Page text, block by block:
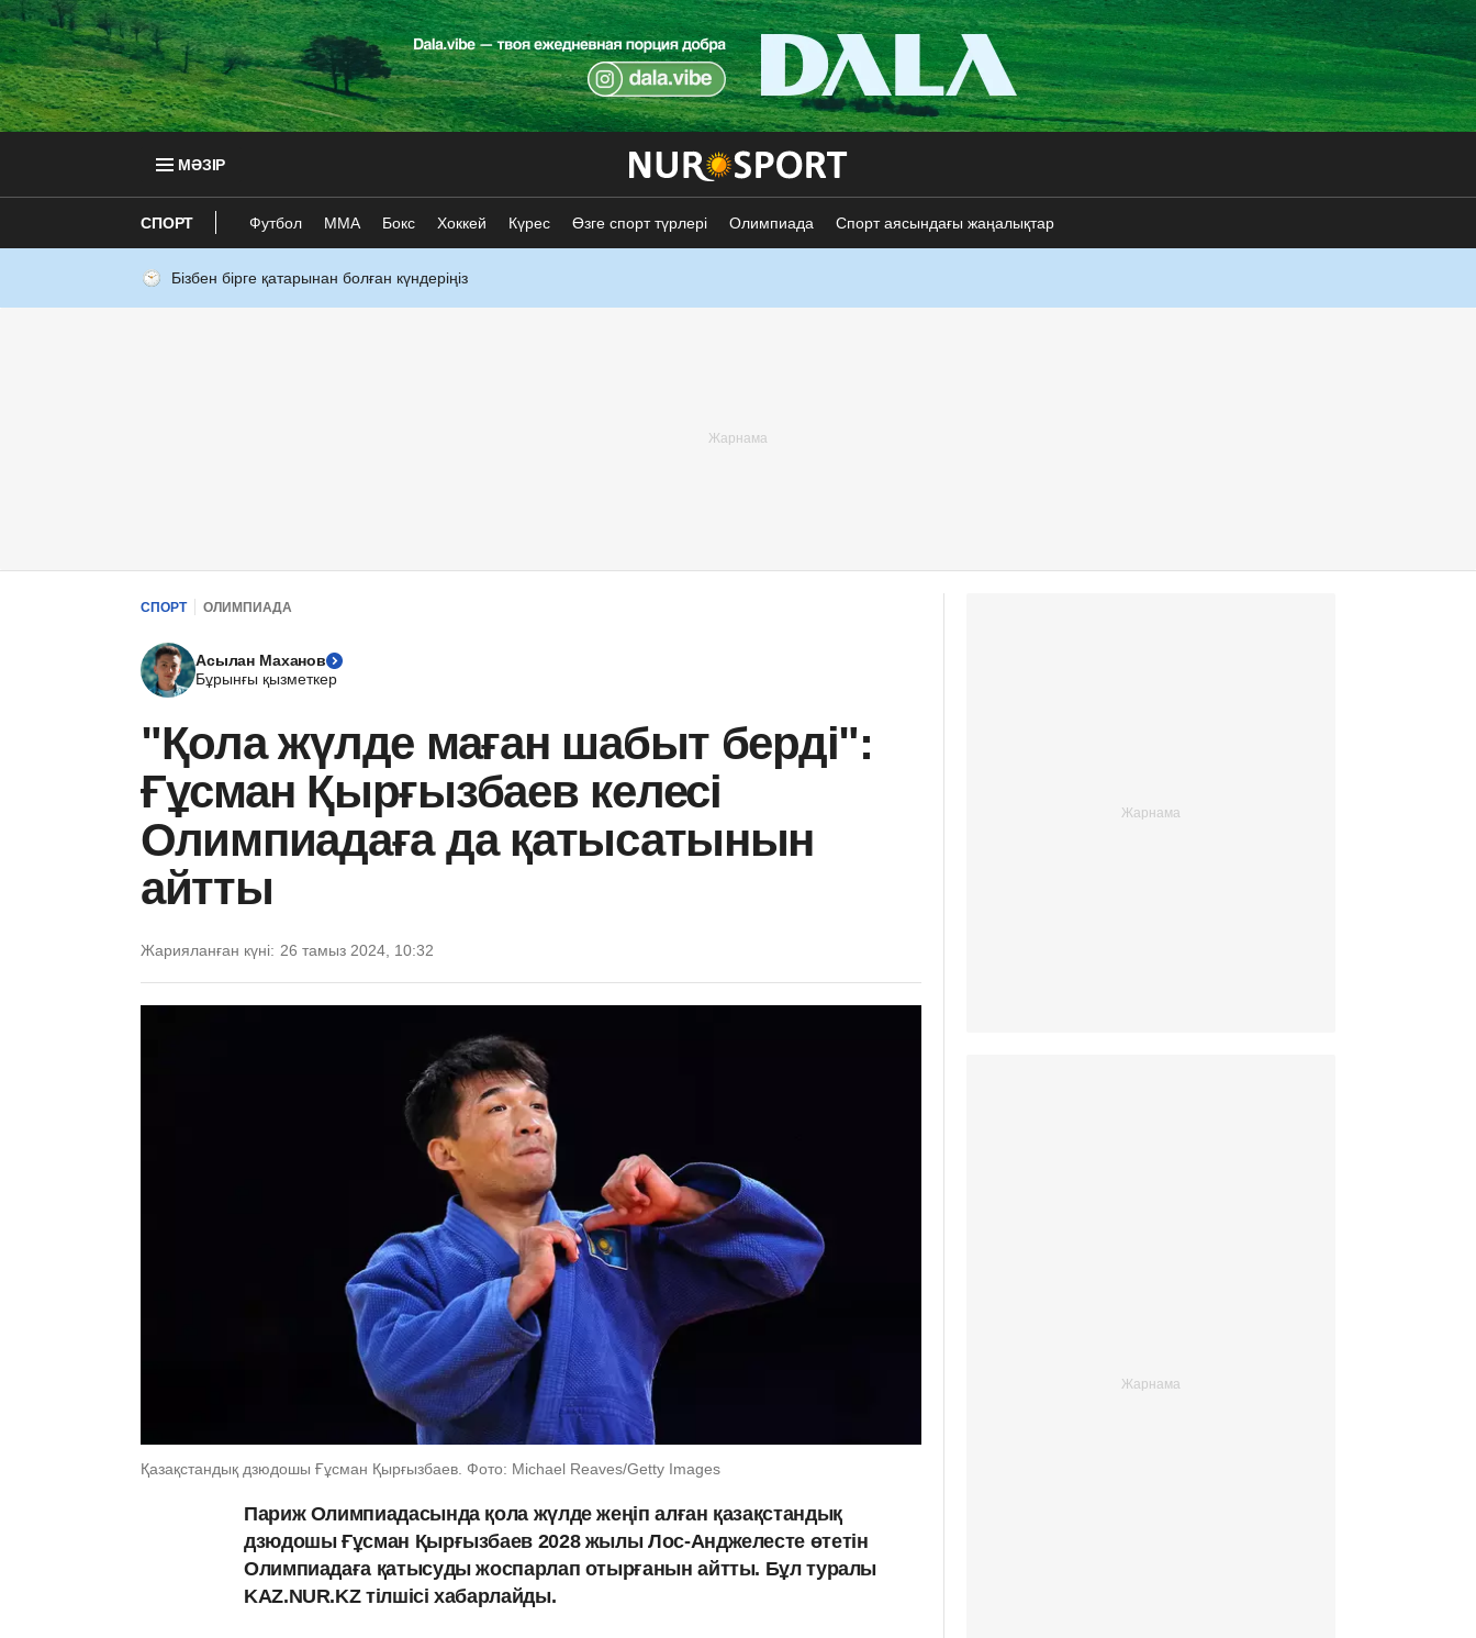
МӘЗІР
СПОРТ Футбол ММА Бокс Хоккей Күрес Өзге спорт түрлері Олимпиада Спорт аясындағы жаңалықтар
Бізбен бірге қатарынан болған күндеріңіз
СПОРТ ОЛИМПИАДА
Асылан Маханов
Бұрынғы қызметкер
"Қола жүлде маған шабыт берді":
Ғұсман Қырғызбаев келесі
Олимпиадаға да қатысатынын
айтты
Жарияланған күні: 26 тамыз 2024, 10:32
Қазақстандық дзюдошы Ғұсман Қырғызбаев. Фото: Michael Reaves/Getty Images
Париж Олимпиадасында қола жүлде жеңіп алған қазақстандық
дзюдошы Ғұсман Қырғызбаев 2028 жылы Лос-Анджелесте өтетін
Олимпиадаға қатысуды жоспарлап отырғанын айтты. Бұл туралы
KAZ.NUR.KZ тілшісі хабарлайды.